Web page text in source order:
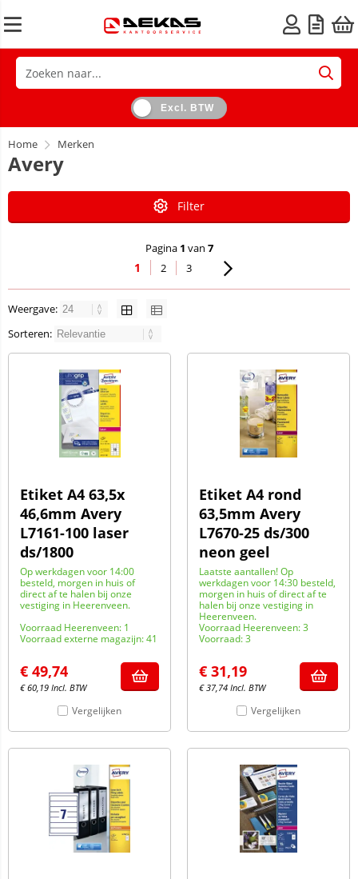
Excl. BTW
Home Merken
Avery
Filter
Pagina 1 van 7
1 2 3
Weergave:
Sorteren:
Etiket A4 63,5x
46,6mm Avery
L7161-100 laser
ds/1800
Op werkdagen voor 14:00
besteld, morgen in huis of
direct af te halen bij onze
vestiging in Heerenveen.
Voorraad Heerenveen: 1
Voorraad externe magazijn: 41
€ 49,74
€60,19 Incl. BTW
Vergelijken
Etiket A4 rond
63,5mm Avery
L7670-25 ds/300
neon geel
Laatste aantallen! Op
werkdagen voor 14:30 besteld,
morgen in huis of direct af te
halen bij onze vestiging in
Heerenveen.
Voorraad Heerenveen: 3
Voorraad: 3
€ 31,19
€37,74 Incl. BTW
Vergelijken